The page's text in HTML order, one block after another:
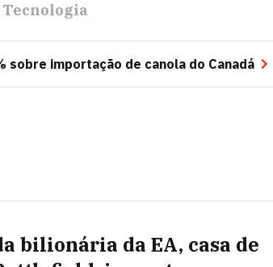
Tecnologia
sobre importação de canola do Canadá
bilionária da EA, casa de